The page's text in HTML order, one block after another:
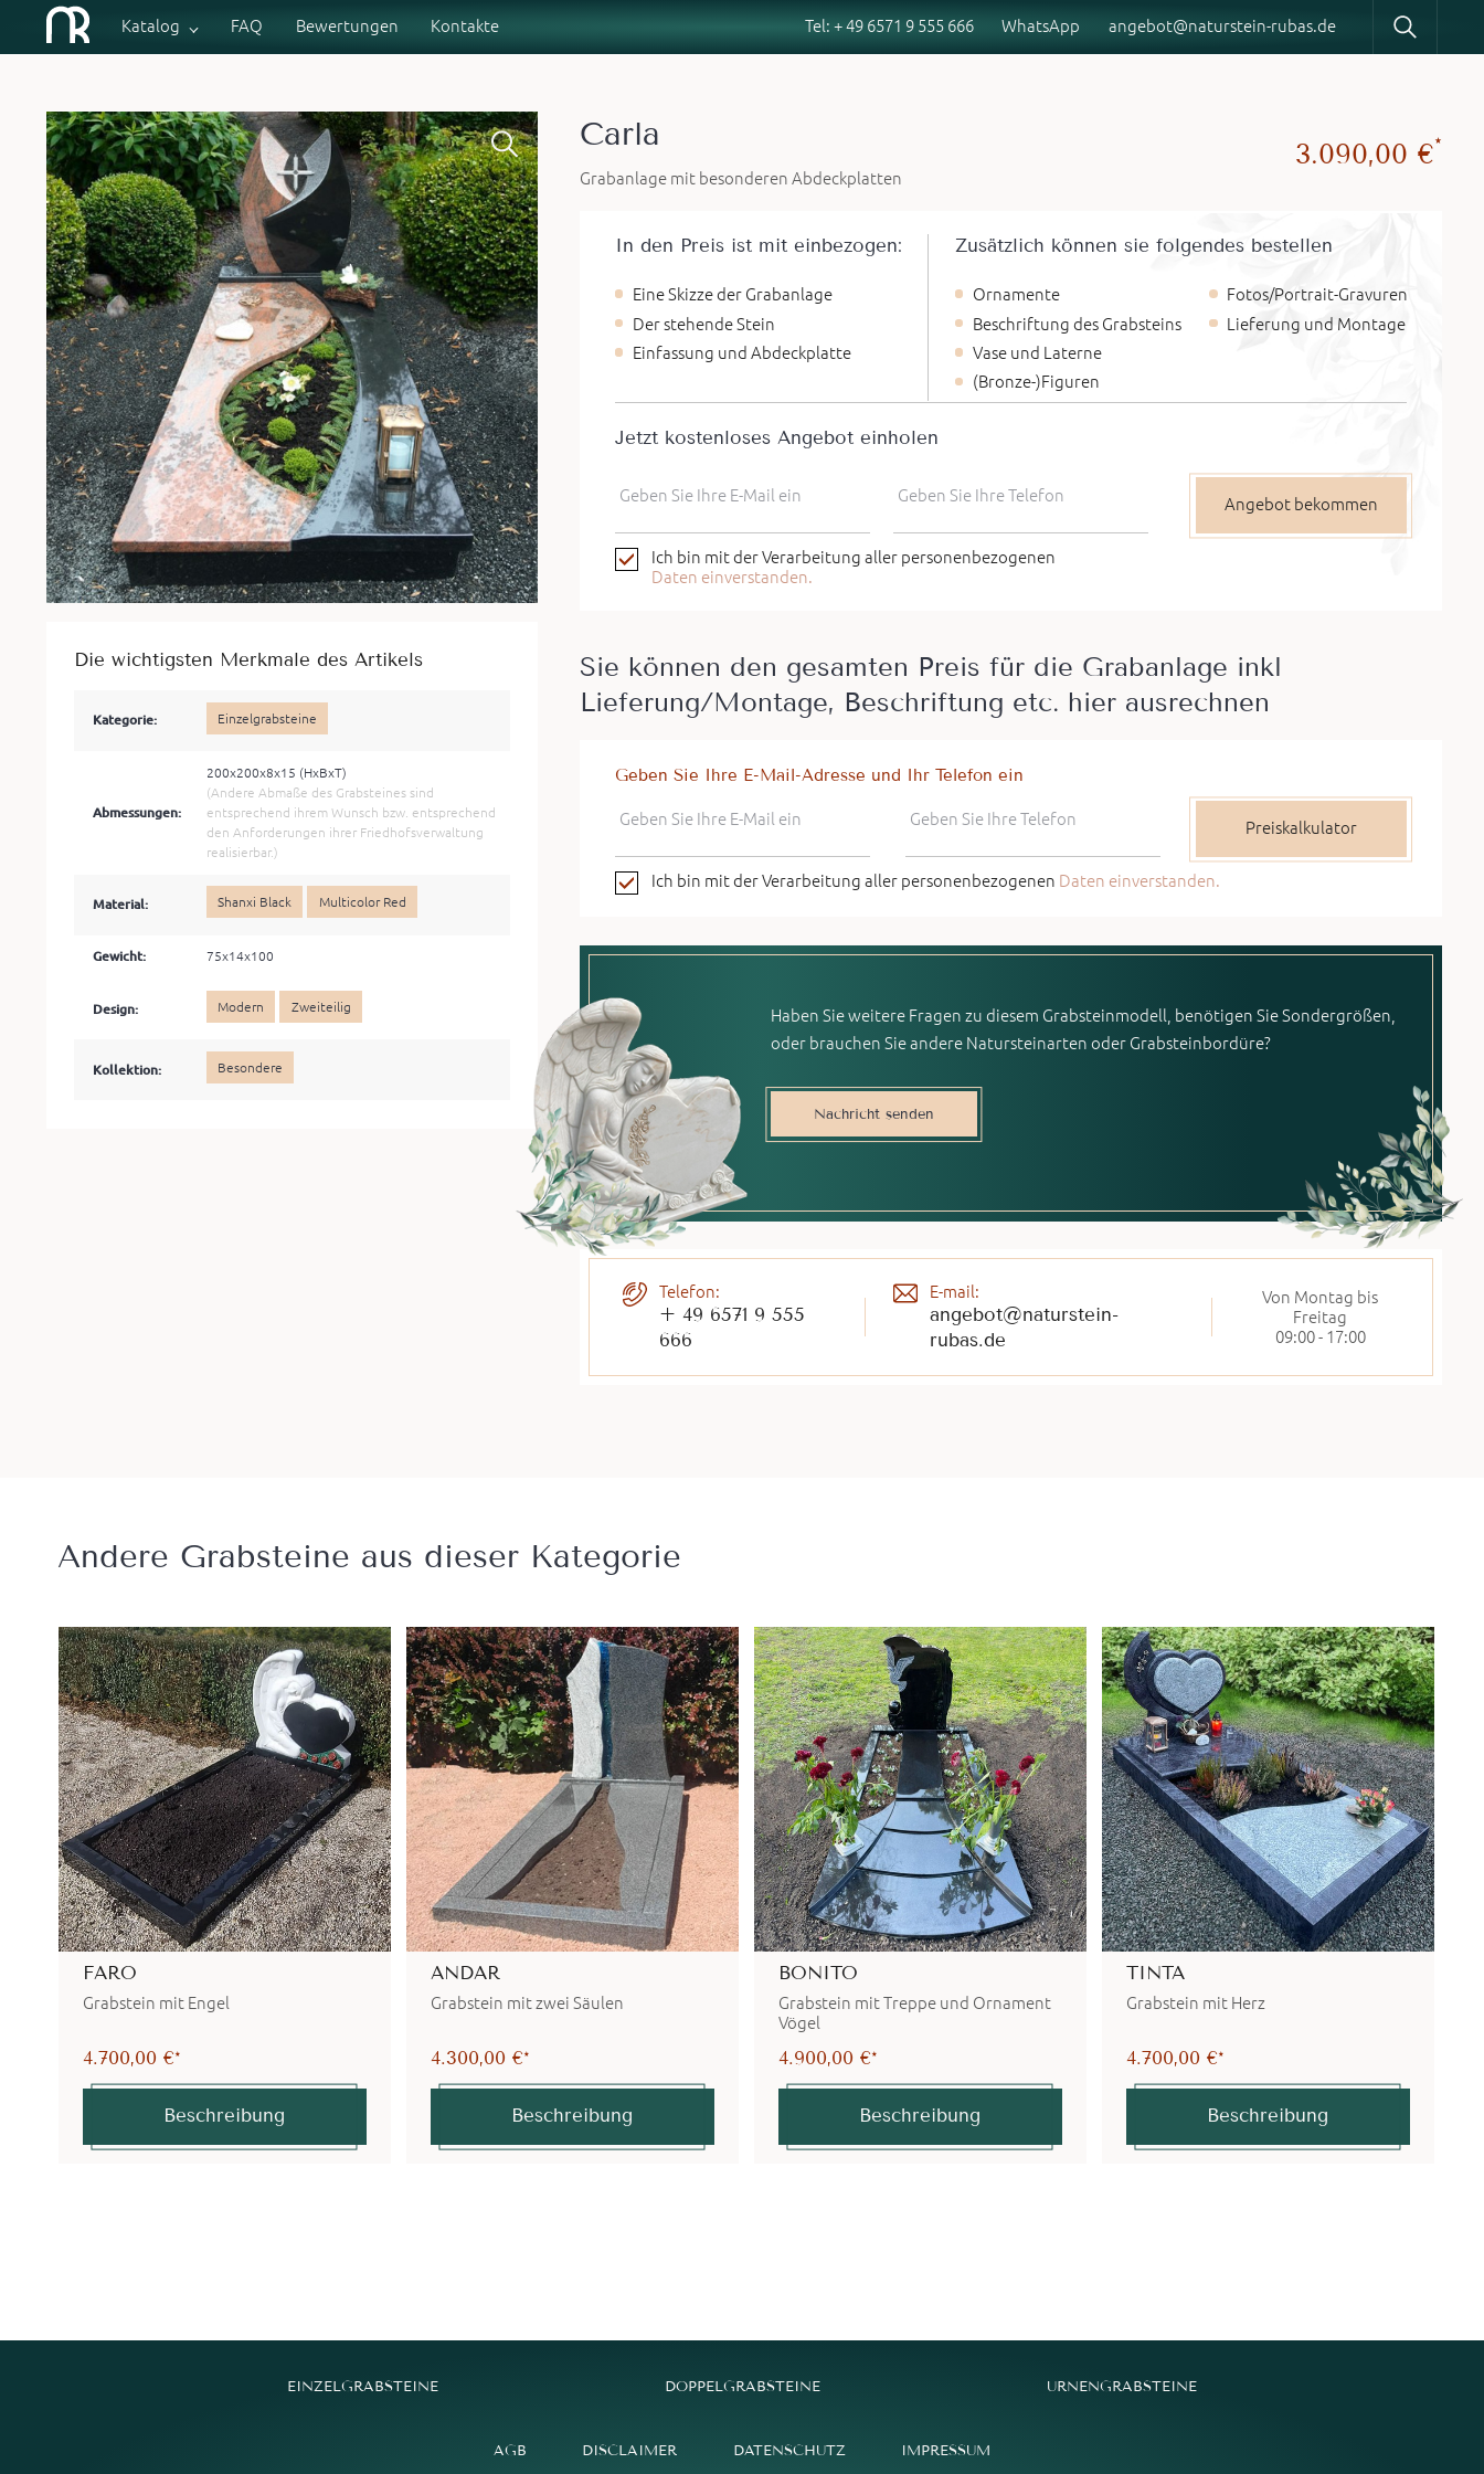
Katalog Fragen Bewertungen Kontakte Tel: + 49 6571 9 555 666 WhatsApp angebot@naturstein-rubas.de
Katalog FAQ Bewertungen Kontakte Tel: + 49 6571 9 555 666 WhatsApp angebot@naturstein-rubas.de
Die wichtigsten Merkmale des Artikels
Kategorie: Einzelgrabsteine
Abmessungen:
200x200x8x15 (HxBхT)
(Andere Abmaße des Grabsteines sind
entsprechend ihrem Wunsch bzw. entsprechend
den Anforderungen ihrer Friedhofsverwaltung
realisierbar.)
Material: Shanxi Black Multicolor Red
Gewicht: 75x14x100
Design: Modern Zweiteilig
Kollektion: Besondere
Carla
Grabanlage mit besonderen Abdeckplatten
3.090,00 €*
In den Preis ist mit einbezogen:
Eine Skizze der Grabanlage
Der stehende Stein
Einfassung und Abdeckplatte
Zusätzlich können sie folgendes bestellen
Ornamente
Beschriftung des Grabsteins
Vase und Laterne
(Bronze-)Figuren
Fotos/Portrait-Gravuren
Lieferung und Montage
Jetzt kostenloses Angebot einholen
Geben Sie Ihre E-Mail ein Geben Sie Ihre Telefon
Ich bin mit der Verarbeitung aller personenbezogenen
Daten einverstanden.
Sie können den gesamten Preis für die Grabanlage inkl
Lieferung/Montage, Beschriftung etc. hier ausrechnen
Geben Sie Ihre E-Mail-Adresse und Ihr Telefon ein
Geben Sie Ihre E-Mail ein Geben Sie Ihre Telefon
Ich bin mit der Verarbeitung aller personenbezogenen Daten einverstanden.
Haben Sie weitere Fragen zu diesem Grabsteinmodell, benötigen Sie Sondergrößen,
oder brauchen Sie andere Natursteinarten oder Grabsteinbordüre?
Nachricht senden
Telefon:
+ 49 6571 9 555
666
E-mail:
angebot@naturstein-
rubas.de
Von Montag bis
Freitag
09:00 - 17:00
Andere Grabsteine ​​aus dieser Kategorie
FARO
Grabstein mit Engel
4.700,00 €*
Beschreibung
ANDAR
Grabstein mit zwei Säulen
4.300,00 €*
Beschreibung
BONITO
Grabstein mit Treppe und Ornament
Vögel
4.900,00 €*
Beschreibung
TINTA
Grabstein mit Herz
4.700,00 €*
Beschreibung
EINZELGRABSTEINE DOPPELGRABSTEINE URNENGRABSTEINE
AGB DISCLAIMER DATENSCHUTZ IMPRESSUM